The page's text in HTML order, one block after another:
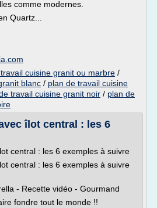
comme modernes.
Quartz...
cuisine granit ou marbre /
blanc / plan de travail cuisine
travail cuisine granit noir / plan de
îlot central : les 6
central : les 6 exemples à suivre
central : les 6 exemples à suivre
- Recette vidéo - Gourmand
fondre tout le monde !!